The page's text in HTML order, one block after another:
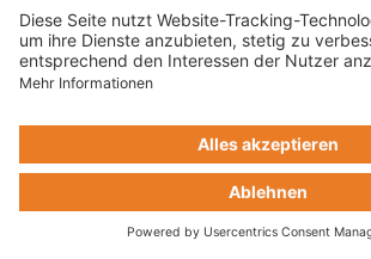
lesen. Globale Bekanntmachungen
jedem Forum und ebenfalls in deinem
Ob du eine globale Bekanntmachung
vergebenen Berechtigungen ab.
Nach oben
Was sind Bekanntmachungen?